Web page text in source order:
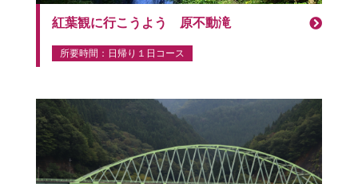
紅葉観に行こうよう 原不動滝
所要時間：日帰り１日コース